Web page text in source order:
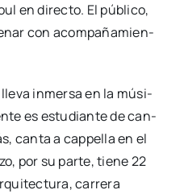
en direc­to. El públi­co,
con acom­pa­ña­mien­
lle­va inmer­sa en la músi­
es estu­dian­te de can­
can­ta a cap­pe­lla en el
por su par­te, tie­ne 22
carre­ra